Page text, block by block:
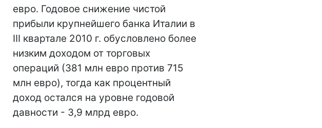
евро. Годовое снижение чистой
прибыли крупнейшего банка Италии в
III квартале 2010 г. обусловлено более
низким доходом от торговых
операций (381 млн евро против 715
млн евро), тогда как процентный
доход остался на уровне годовой
давности - 3,9 млрд евро.